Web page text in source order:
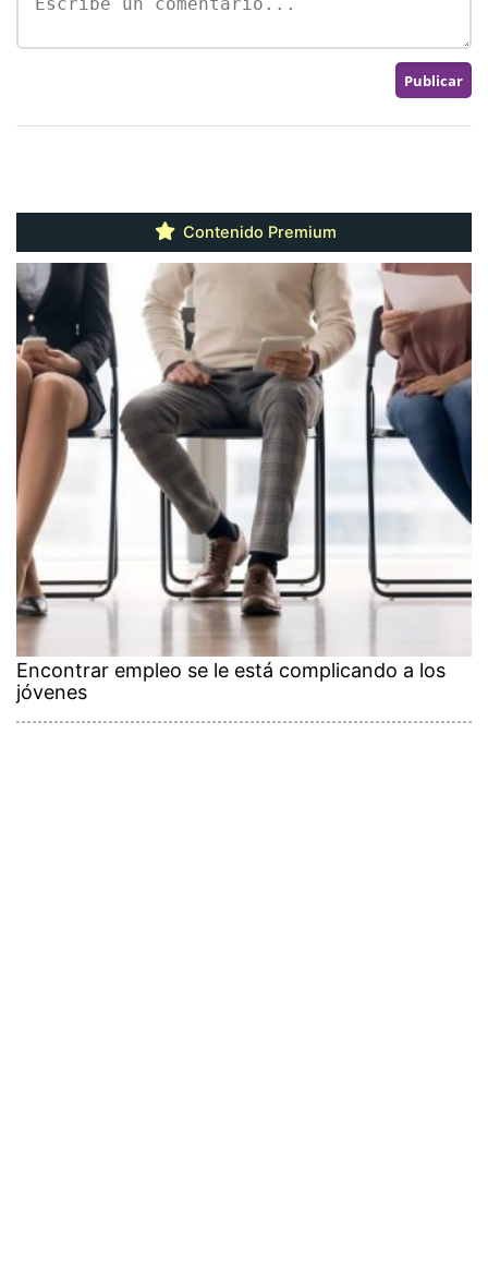
Contenido Premium
Encontrar empleo se le está complicando a los
jóvenes